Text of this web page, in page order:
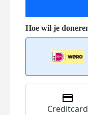
Creditcard